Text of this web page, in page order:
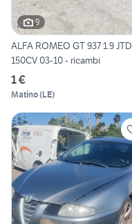
9
ALFA ROMEO GT 937 1.9 JTD
150CV 03-10 - ricambi
1 €
Matino(LE)